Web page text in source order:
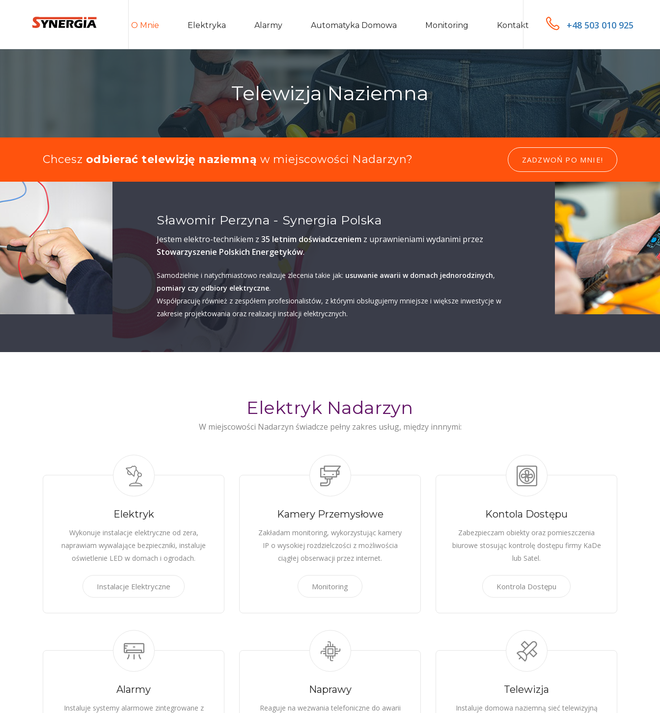
O Mnie Elektryka Alarmy Automatyka Domowa Monitoring Kontakt +48 503 010 925
Telewizja Naziemna
Chcesz odbierać telewizję naziemną w miejscowości Nadarzyn? ZADZWOŃ PO MNIE!
Sławomir Perzyna - Synergia Polska
Jestem elektro-technikiem z 35 letnim doświadczeniem z uprawnieniami wydanimi przez
Stowarzyszenie Polskich Energetyków.
Samodzielnie i natychmiastowo realizuje zlecenia takie jak: usuwanie awarii w domach jednorodzinych,
pomiary czy odbiory elektryczne.
Współpracuję również z zespółem profesionalistów, z którymi obsługujemy mniejsze i większe inwestycje w
zakresie projektowania oraz realizacji instalcji elektrycznych.
Elektryk Nadarzyn
W miejscowości Nadarzyn świadcze pełny zakres usług, między innnymi:
Elektryk
Wykonuje instalacje elektryczne od zera,
naprawiam wywalające bezpieczniki, instaluje
oświetlenie LED w domach i ogrodach.
Instalacje Elektryczne
Kamery Przemysłowe
Zakładam monitoring, wykorzystując kamery
IP o wysokiej rozdzielczości z możliwościa
ciągłej obserwacji przez internet.
Monitoring
Kontola Dostępu
Zabezpieczam obiekty oraz pomieszczenia
biurowe stosując kontrolę dostępu firmy KaDe
lub Satel.
Kontrola Dostępu
Alarmy
Instaluje systemy alarmowe zintegrowane z
Naprawy
Reaguje na wezwania telefoniczne do awarii
Telewizja
Instaluje domowa naziemną sieć telewizyjną